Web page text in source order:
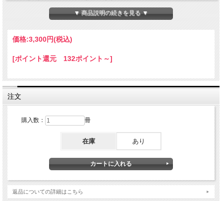
――日中に橋をかける“万里の大人”の半生!!
◎習近平主席と同じ1953年、北京で生まれた唐亜明（タン・ヤミン）。
烈な文化大革命と権力闘争に翻弄される。
スカウトされ来日。日本で編集者となり、世界中を旅するようになる。
◎今でこそ語れる、娘から聞き取った林彪墜落事件（1971）の真相も盛り込まれ
たノンフィクション。
波乱含みの新生国家／革命戦士の両親／日本に留学した父／鄧小平との奇縁……
父が『人民日報』総編集長へ／紅衛兵の誕生／機能停止の学校／父の失脚……
▼ 商品説明の続きを見る ▼
価格:3,300円(税込)
[ポイント還元 132ポイント～]
注文
購入数： 冊
在庫 あり
返品についての詳細はこちら